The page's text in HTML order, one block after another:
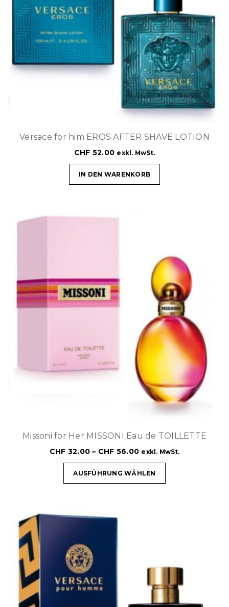
Versace for him EROS AFTER SHAVE LOTION
CHF 52.00 exkl. MwSt.
IN DEN WARENKORB
Missoni for Her MISSONI Eau de TOILLETTE
CHF 32.00 – CHF 56.00 exkl. MwSt.
AUSFÜHRUNG WÄHLEN